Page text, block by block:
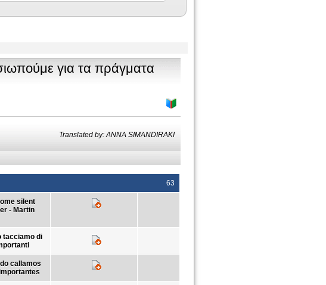
για τα πράγματα
Translated by: ANNA SIMANDIRAKI
63
silent
- Martin
tacciamo di
callamos